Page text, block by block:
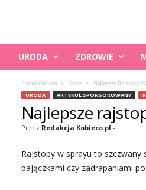
URODA ZDROWIE
Strona Główna Uroda Najlepsze Rajstopy
URODA ARTYKUŁ SPONSOROWANY
Najlepsze
Przez Redakcja Kobieco.pl -
Rajstopy w sprayu to szczwany
pajączkami czy zadrapaniami